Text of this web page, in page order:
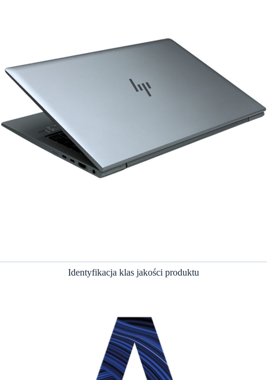
Identyfikacja klas jakości produktu